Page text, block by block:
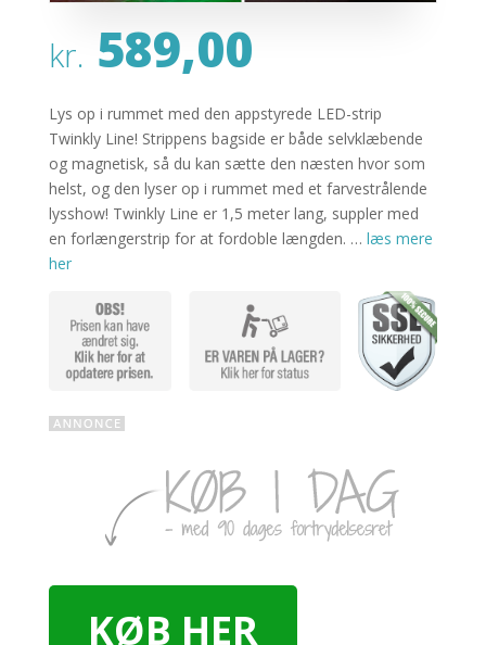
kr. 589,00
Lys op i rummet med den appstyrede LED-strip
Twinkly Line! Strippens bagside er både selvklæbende
og magnetisk, så du kan sætte den næsten hvor som
helst, og den lyser op i rummet med et farvestrålende
lysshow! Twinkly Line er 1,5 meter lang, suppler med
en forlængerstrip for at fordoble længden. … læs mere
her
KØB HER